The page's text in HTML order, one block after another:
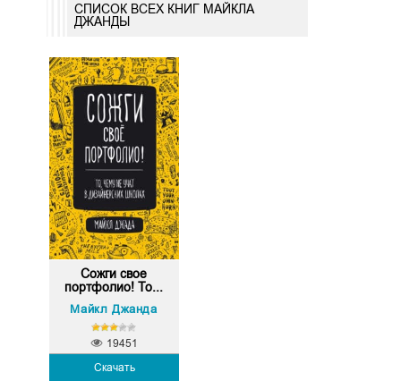
СПИСОК ВСЕХ КНИГ МАЙКЛА
ДЖАНДЫ
Сожги свое
портфолио! То...
Майкл Джанда
Скачать
19451